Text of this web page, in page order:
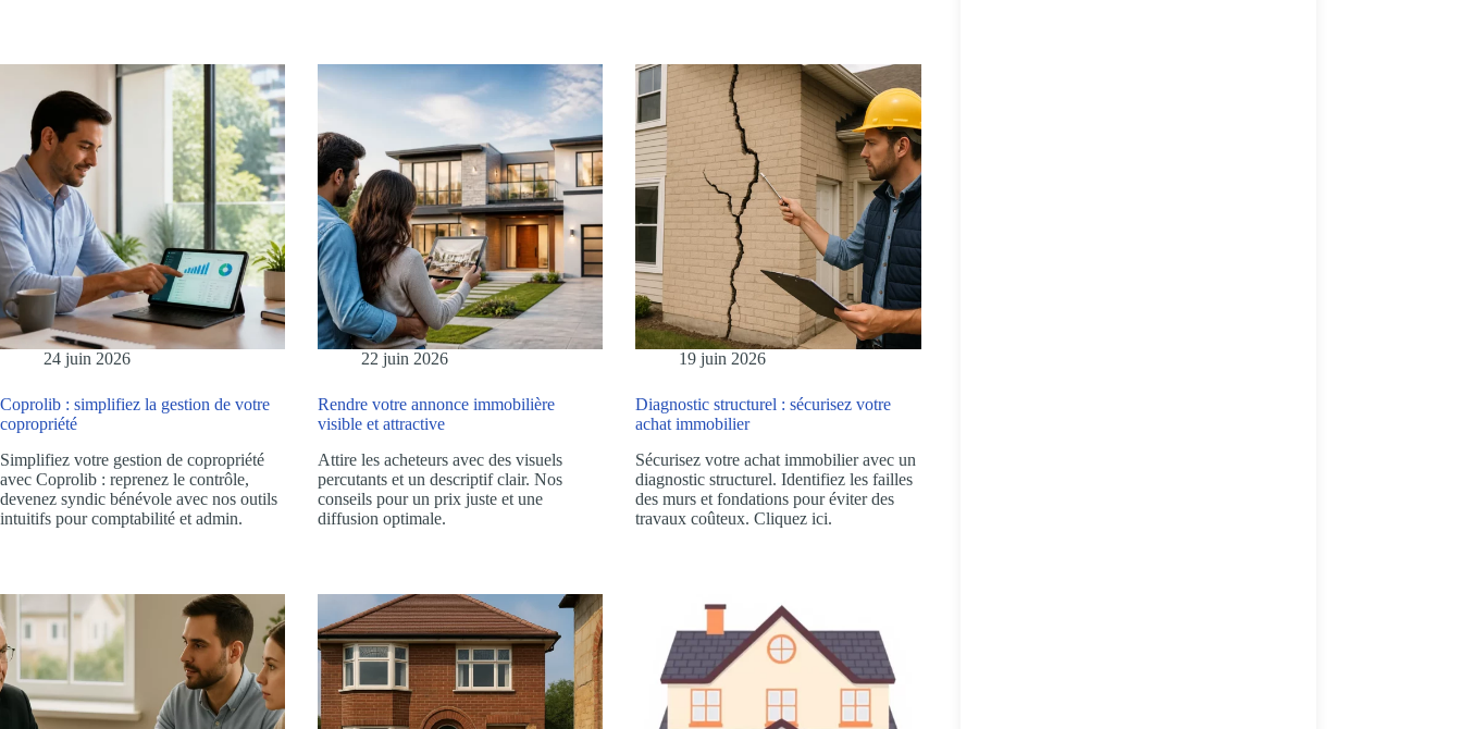
24 juin 2026
Coprolib : simplifiez la gestion de votre
copropriété
Simplifiez votre gestion de copropriété
avec Coprolib : reprenez le contrôle,
devenez syndic bénévole avec nos outils
intuitifs pour comptabilité et admin.
22 juin 2026
Rendre votre annonce immobilière
visible et attractive
Attire les acheteurs avec des visuels
percutants et un descriptif clair. Nos
conseils pour un prix juste et une
diffusion optimale.
19 juin 2026
Diagnostic structurel : sécurisez votre
achat immobilier
Sécurisez votre achat immobilier avec un
diagnostic structurel. Identifiez les failles
des murs et fondations pour éviter des
travaux coûteux. Cliquez ici.